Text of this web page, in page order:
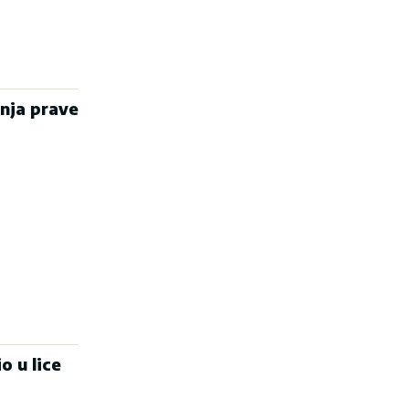
prave
u lice